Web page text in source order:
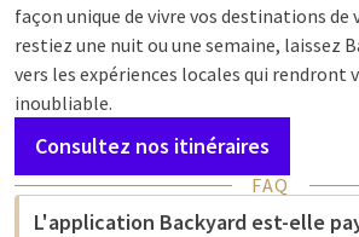
façon unique de vivre vos destinations de
restiez une nuit ou une semaine, laissez
vers les expériences locales qui rendront
inoubliable.
Consultez nos itinéraires
FAQ
L'application Backyard est-elle